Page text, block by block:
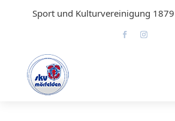
Sport und Kulturvereinigung